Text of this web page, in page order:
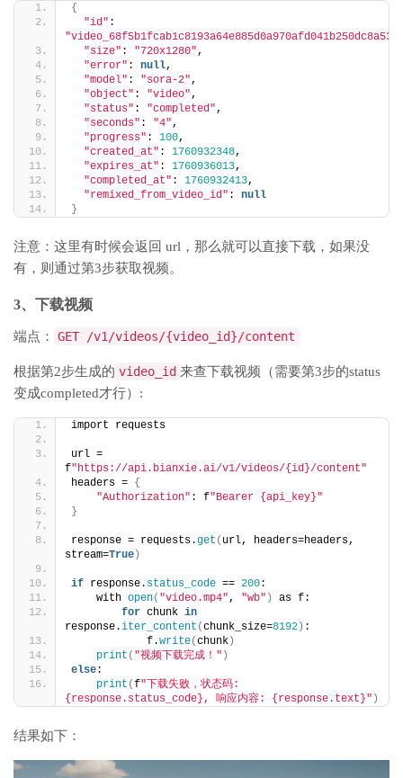
{
"id"
"size" : "720x1280",
"error" : null,
"model" : "sora-2",
"object" : "video",
"status" : "completed",
"seconds" : "4",
"progress" : 100,
"created_at" : 1760932348,
"expires_at" : 1760936013,
"completed_at" : 1760932413,
"remixed_from_video_id" : null
}
注意：这里有时候会返回 url，那么就可以直接下载，如果没
有，则通过第3步获取视频。
3、下载视频
端点： GET /v1/videos/{video_id}/content
根据第2步生成的 video_id 来查下载视频（需要第3步的status
变成completed才行）:
import requests
url =
f"https://api.bianxie.ai/v1/videos/{id}/content"
headers = {
"Authorization" : f"Bearer {api_key}"
}
response = requests.get ( url, headers=headers,
stream=True)
if response. status_code == 200:
    with
open( "video.mp4", "wb" )
as f:
for chunk in
response.iter_content (chunk_size=8192) :
            f.
write(chunk)
print ( "视频下载完成！" )
else:
print (f"下载失败，状态码:
{response.status_code}, 响应内容: {response.text}" )
结果如下：
视